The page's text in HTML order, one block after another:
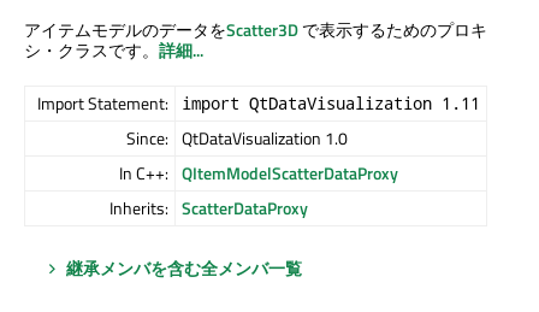
アイテムモデルのデータをScatter3Dで表示するためのプロキ
シ・クラスです。 詳細...
Import Statement: import QtDataVisualization 1.11
Since: QtDataVisualization 1.0
In C++: QItemModelScatterDataProxy
Inherits: ScatterDataProxy
継承メンバを含む全メンバ一覧